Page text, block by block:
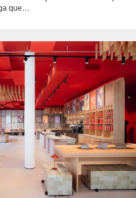
que…